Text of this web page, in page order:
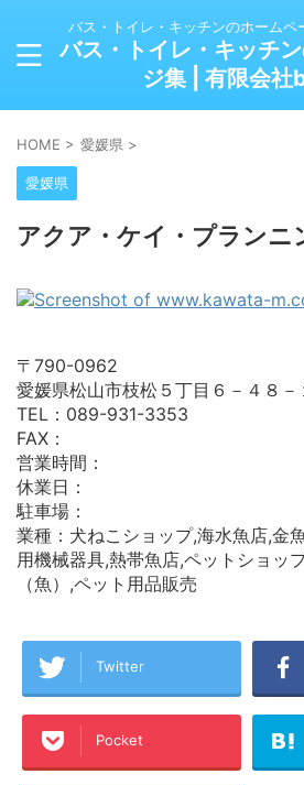
バス・トイレ・キッチンのホームペ
バス・トイレ・キッチ
ジ集 | 有限会社
HOME > 愛媛県 >
愛媛県
アクア・ケイ・プランニ
〒790-0962
愛媛県松山市枝松５丁目６－４８－
TEL：089-931-3353
FAX：
営業時間：
休業日：
駐車場：
業種：犬ねこショップ,海水魚店,金
用機械器具,熱帯魚店,ペットショッ
（魚）,ペット用品販売
Twitter
Pocket